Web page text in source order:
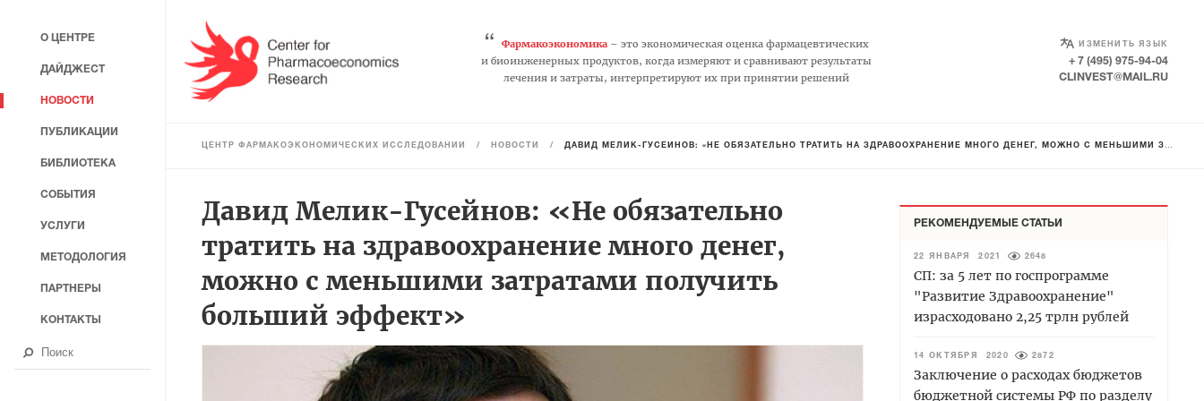
“ Фармакоэкономика– это экономическая оценка фармацевтических
и биоинженерных продуктов, когда измеряют и сравнивают результаты
лечения и затраты, интерпретируют их при принятии решений
ИЗМЕНИТЬ ЯЗЫК
SELECT LANGUAGE
+ 7 (495) 975-94-04
CLINVEST@MAIL.RU
ЦЕНТР ФАРМАКОЭКОНОМИЧЕСКИХ ИССЛЕДОВАНИЙ / НОВОСТИ / ДАВИД МЕЛИК-ГУСЕЙНОВ: «НЕ ОБЯЗАТЕЛЬНО ТРАТИТЬ НА ЗДРАВООХРАНЕНИЕ МНОГО ДЕНЕГ, МОЖНО С МЕНЬШИМИ ЗАТРАТАМИ ПОЛУЧИТЬ БОЛЬШИЙ ЭФФЕКТ»
Давид Мелик-Гусейнов: «Не обязательно
тратить на здравоохранение много денег,
можно с меньшими затратами получить
больший эффект»
РЕКОМЕНДУЕМЫЕ СТАТЬИ
22 ЯНВАРЯ 2021 2648
СП: за 5 лет по госпрограмме
"Развитие Здравоохранение"
израсходовано 2,25 трлн рублей
14 ОКТЯБРЯ 2020 2872
Заключение о расходах бюджетов
бюджетной системы РФ по разделу
О ЦЕНТРЕ
ДАЙДЖЕСТ
НОВОСТИ
ПУБЛИКАЦИИ
БИБЛИОТЕКА
СОБЫТИЯ
УСЛУГИ
МЕТОДОЛОГИЯ
ПАРТНЕРЫ
КОНТАКТЫ